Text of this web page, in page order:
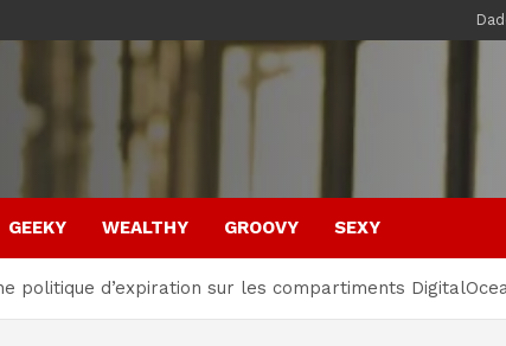
GEEKY WEALTHY GROOVY SEXY
politique d’expiration sur les compartiments